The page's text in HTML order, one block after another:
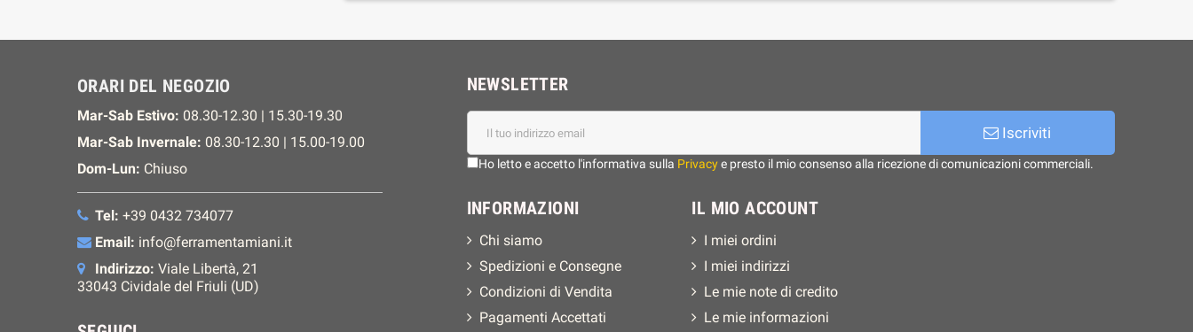
ORARI DEL NEGOZIO
Mar-Sab Estivo: 08.30-12.30 | 15.30-19.30
Mar-Sab Invernale: 08.30-12.30 | 15.00-19.00
Dom-Lun: Chiuso
Tel: +39 0432 734077
Email: info@ferramentamiani.it
Indirizzo: Viale Libertà, 21
33043 Cividale del Friuli (UD)
NEWSLETTER
Iscriviti
Ho letto e accetto l'informativa sulla Privacye presto il mio consenso alla ricezione di comunicazioni commerciali.
INFORMAZIONI
Chi siamo
Spedizioni e Consegne
Condizioni di Vendita
Pagamenti Accettati
IL MIO ACCOUNT
I miei ordini
I miei indirizzi
Le mie note di credito
Le mie informazioni